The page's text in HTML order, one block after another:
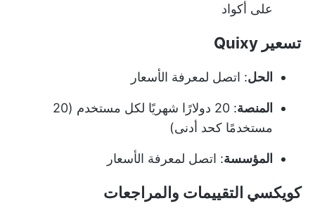
على أكواد
تسعير Quixy
الحل: اتصل لمعرفة الأسعار
المنصة
: 20 دولارًا شهريًا لكل مستخدم (20
مستخدمًا كحد أدنى)
المؤسسة: اتصل لمعرفة الأسعار
كويكسي التقييمات والمراجعات